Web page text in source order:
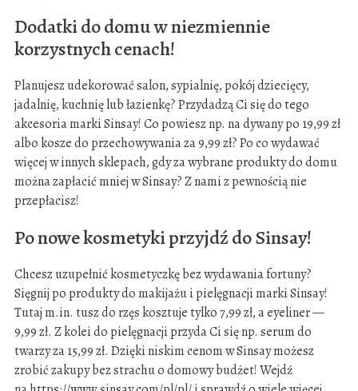
Dodatki do domu w niezmiennie
korzystnych cenach!
Planujesz udekorować salon, sypialnię, pokój dziecięcy,
jadalnię, kuchnię lub łazienkę? Przydadzą Ci się do tego
akcesoria marki Sinsay! Co powiesz np. na dywany po 19,99 zł
albo kosze do przechowywania za 9,99 zł? Po co wydawać
więcej w innych sklepach, gdy za wybrane produkty do domu
można zapłacić mniej w Sinsay? Z nami z pewnością nie
przepłacisz!
Po nowe kosmetyki przyjdź do Sinsay!
Chcesz uzupełnić kosmetyczkę bez wydawania fortuny?
Sięgnij po produkty do makijażu i pielęgnacji marki Sinsay!
Tutaj m.in. tusz do rzęs kosztuje tylko 7,99 zł, a eyeliner —
9,99 zł. Z kolei do pielęgnacji przyda Ci się np. serum do
twarzy za 15,99 zł. Dzięki niskim cenom w Sinsay możesz
zrobić zakupy bez strachu o domowy budżet! Wejdź